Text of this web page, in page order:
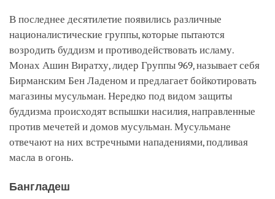
В последнее десятилетие появились различные
националистические группы, которые пытаются
возродить буддизм и противодействовать исламу.
Монах Ашин Виратху, лидер Группы 969, называет себя
Бирманским Бен Ладеном и предлагает бойкотировать
магазины мусульман. Нередко под видом защиты
буддизма происходят вспышки насилия, направленные
против мечетей и домов мусульман. Мусульмане
отвечают на них встречными нападениями, подливая
масла в огонь.
Бангладеш